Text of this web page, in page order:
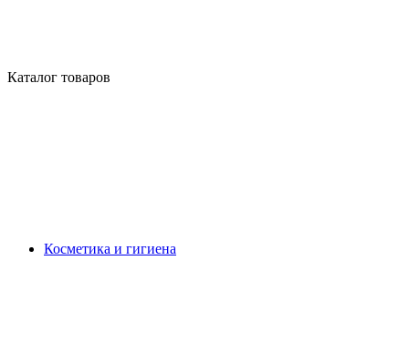
Каталог товаров
Косметика и гигиена